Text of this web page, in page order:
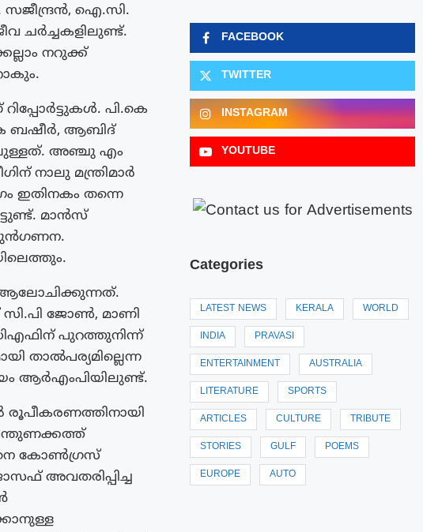
സജീന്ദ്രൻ, ഐ.സി.
ചർച്ചകളിലുണ്ട്.
നറുക്ക്
പി.കെ
ബഷീർ, ആബിദ്
അഞ്ചു എം
നാലു മന്ത്രിമാർ
ഇതിനകം തന്നെ
മാൻസ്
ജോൺ, മാണി
പുറത്തുനിന്ന്
താൽപര്യമില്ലെന്ന
ആർഎംപിയിലുണ്ട്.
രൂപീകരണത്തിനായി
കോൺഗ്രസ്
അവതരിപ്പിച്ച
FACEBOOK
TWITTER
INSTAGRAM
YOUTUBE
Categories
LATEST NEWS KERALA WORLD
INDIA PRAVASI
ENTERTAINMENT AUSTRALIA
LITERATURE SPORTS
ARTICLES CULTURE TRIBUTE
STORIES GULF POEMS
EUROPE AUTO